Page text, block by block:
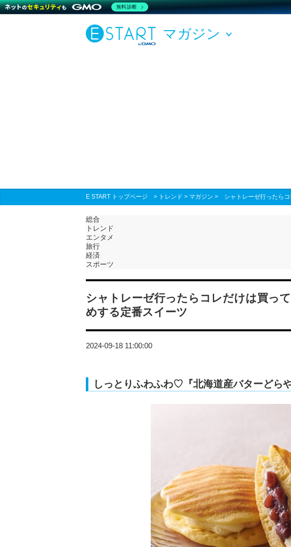
マガジン
E START トップページ > トレンド > マガジン > シャトレーゼ行ったら
総合
トレンド
エンタメ
旅行
経済
スポーツ
シャトレーゼ行ったらコレだけは買っ
めする定番スイーツ
2024-09-18 11:00:00
しっとりふわふわ♡『北海道産バターどらや
無料診断